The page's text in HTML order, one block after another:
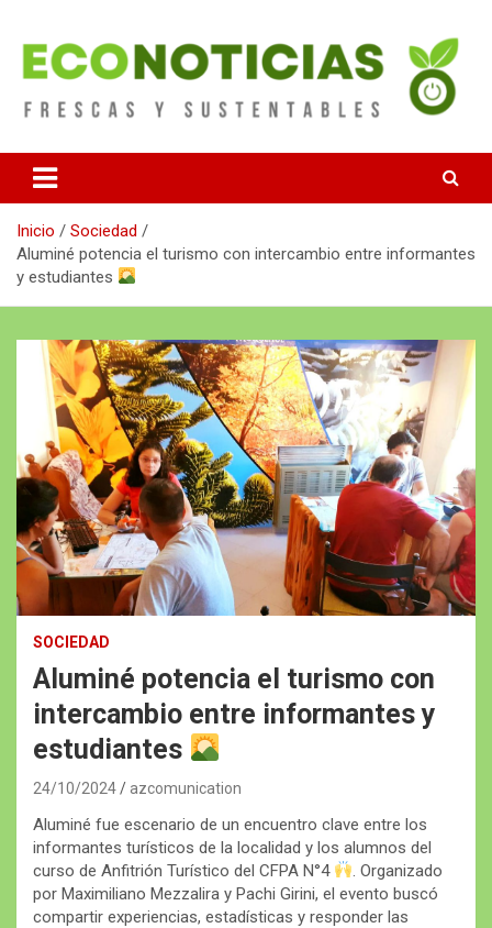
contenido
Econoticias
Inicio
Sociedad
Aluminé potencia el turismo con intercambio entre informantes
y estudiantes
SOCIEDAD
Aluminé potencia el turismo con
intercambio entre informantes y
estudiantes
24/10/2024 azcomunication
Aluminé fue escenario de un encuentro clave entre los
informantes turísticos de la localidad y los alumnos del
curso de Anfitrión Turístico del CFPA N°4
. Organizado
por Maximiliano Mezzalira y Pachi Girini, el evento buscó
compartir experiencias, estadísticas y responder las